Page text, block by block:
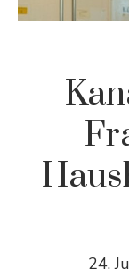
24.